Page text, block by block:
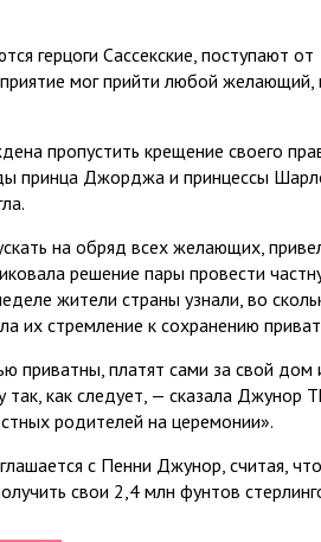
герцоги Сассекские, поступают от
мог прийти любой
пропустить крещение своего
принца Джорджа и принцессы
на обряд всех желающих,
решение пары провести
жители страны узнали, во
стремление к сохранению
приватны, платят сами за свой дом
так, как следует, — сказала Джунор
родителей на церемонии».
с Пенни Джунор, считая,
свои 2,4 млн фунтов